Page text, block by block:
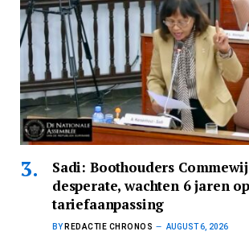
Sadi: Boothouders
desperate, wachten 6 jaren op
tariefaanpassing
BY REDACTIE CHRONOS AUGUST 6, 2026